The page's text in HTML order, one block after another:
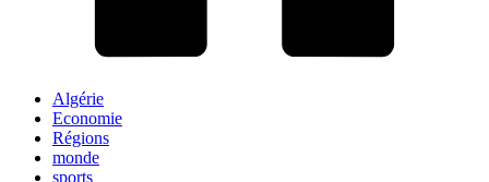
Algérie
Economie
Régions
monde
sports